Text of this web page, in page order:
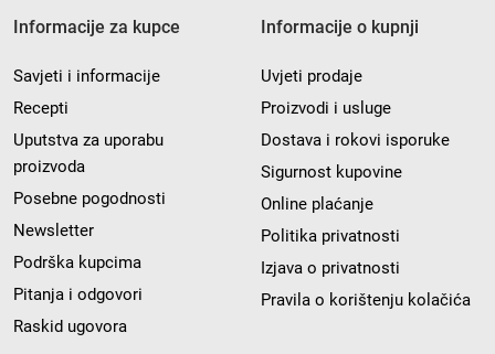
Informacije za kupce
Savjeti i informacije
Recepti
Uputstva za uporabu
proizvoda
Posebne pogodnosti
Newsletter
Podrška kupcima
Pitanja i odgovori
Raskid ugovora
Informacije o kupnji
Uvjeti prodaje
Proizvodi i usluge
Dostava i rokovi isporuke
Sigurnost kupovine
Online plaćanje
Politika privatnosti
Izjava o privatnosti
Pravila o korištenju kolačića